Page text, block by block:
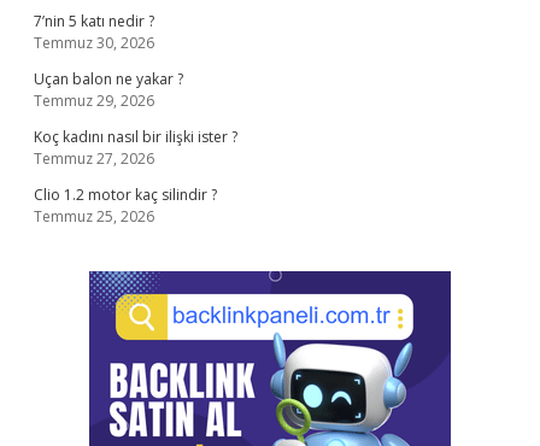
7’nin 5 katı nedir ?
Temmuz 30, 2026
Uçan balon ne yakar ?
Temmuz 29, 2026
Koç kadını nasıl bir ilişki ister ?
Temmuz 27, 2026
Clio 1.2 motor kaç silindir ?
Temmuz 25, 2026